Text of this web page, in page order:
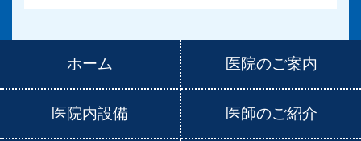
ホーム 医院のご案内
医院内設備 医師のご紹介